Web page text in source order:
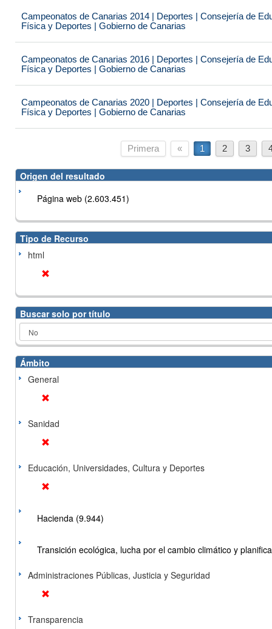
Campeonatos de Canarias 2014 | Deportes | Consejería de
Física y Deportes | Gobierno de Canarias
Campeonatos de Canarias 2016 | Deportes | Consejería de
Física y Deportes | Gobierno de Canarias
Campeonatos de Canarias 2020 | Deportes | Consejería de
Física y Deportes | Gobierno de Canarias
Primera « 1 2 3
Origen del resultado
Página web (2.603.451)
Tipo de Recurso
html
Buscar solo por título
Ámbito
General
Sanidad
Educación, Universidades, Cultura y Deportes
Hacienda (9.944)
Transición ecológica, lucha por el cambio climático y
Administraciones Públicas, Justicia y Seguridad
Transparencia